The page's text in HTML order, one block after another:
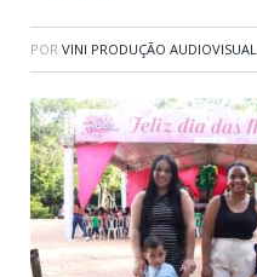
POR VINI PRODUÇÃO AUDIOVISUAL